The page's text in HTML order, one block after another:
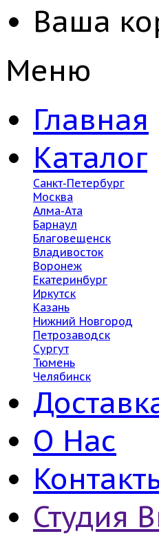
Ваша
Меню
Главная
Каталог
Санкт-Петербург
Москва
Алма-Ата
Барнаул
Благовещенск
Владивосток
Воронеж
Екатеринбург
Иркутск
Казань
Нижний Новгород
Петрозаводск
Сургут
Тюмень
Челябинск
О Нас
Студия